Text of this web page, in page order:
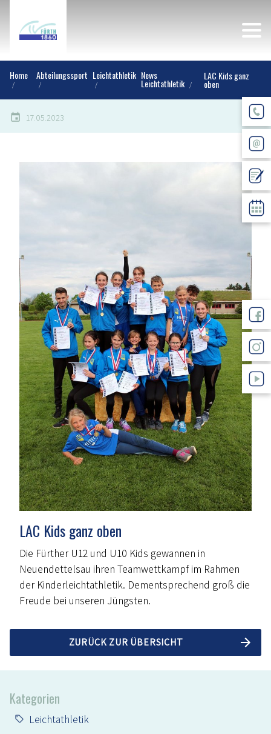
Home Abteilungssport Leichtathletik News
Leichtathletik
LAC Kids ganz
oben
17.05.2023
LAC Kids ganz oben
Die Fürther U12 und U10 Kids gewannen in
Neuendettelsau ihren Teamwettkampf im Rahmen
der Kinderleichtathletik. Dementsprechend groß die
Freude bei unseren Jüngsten.
ZURÜCK ZUR ÜBERSICHT
Kategorien
Leichtathletik